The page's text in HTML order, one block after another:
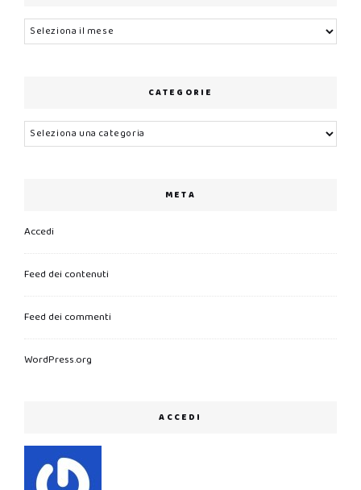
Archivi
CATEGORIE
Categorie
META
Accedi
Feed dei contenuti
Feed dei commenti
WordPress.org
ACCEDI